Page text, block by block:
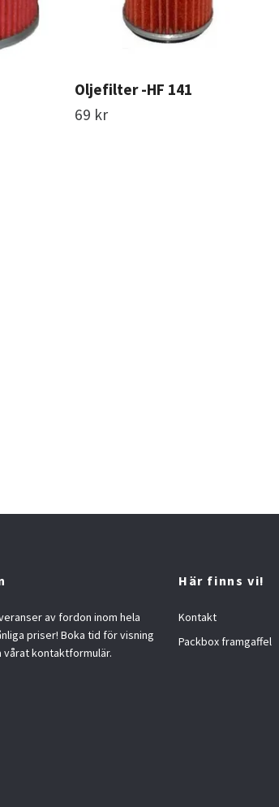
Oljefilter -HF 141
69 kr
av fordon inom hela
priser! Boka tid för visning
vårat kontaktformulär.
Här finns vi!
Kontakt
Packbox framgaffel